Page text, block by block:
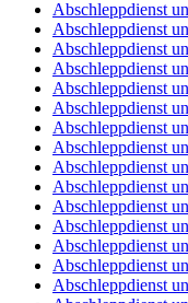
Abschleppdienst
Abschleppdienst
Abschleppdienst
Abschleppdienst
Abschleppdienst
Abschleppdienst
Abschleppdienst
Abschleppdienst
Abschleppdienst
Abschleppdienst
Abschleppdienst
Abschleppdienst
Abschleppdienst
Abschleppdienst
Abschleppdienst